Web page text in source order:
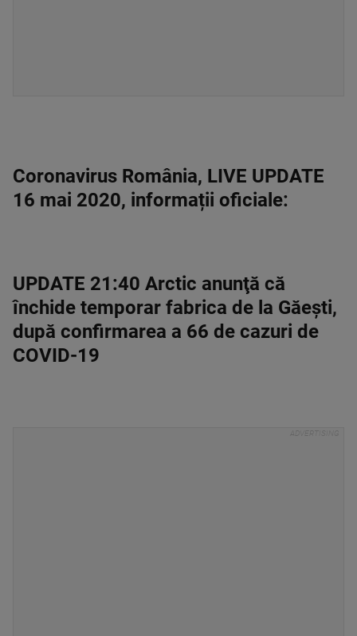
Coronavirus România, LIVE UPDATE
16 mai 2020, informații oficiale:
UPDATE 21:40 Arctic anunţă că
închide temporar fabrica de la Găeşti,
după confirmarea a 66 de cazuri de
COVID-19